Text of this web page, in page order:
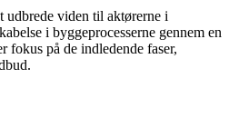
udbrede viden til aktørerne i
i byggeprocesserne gennem en
fokus på de indledende faser,